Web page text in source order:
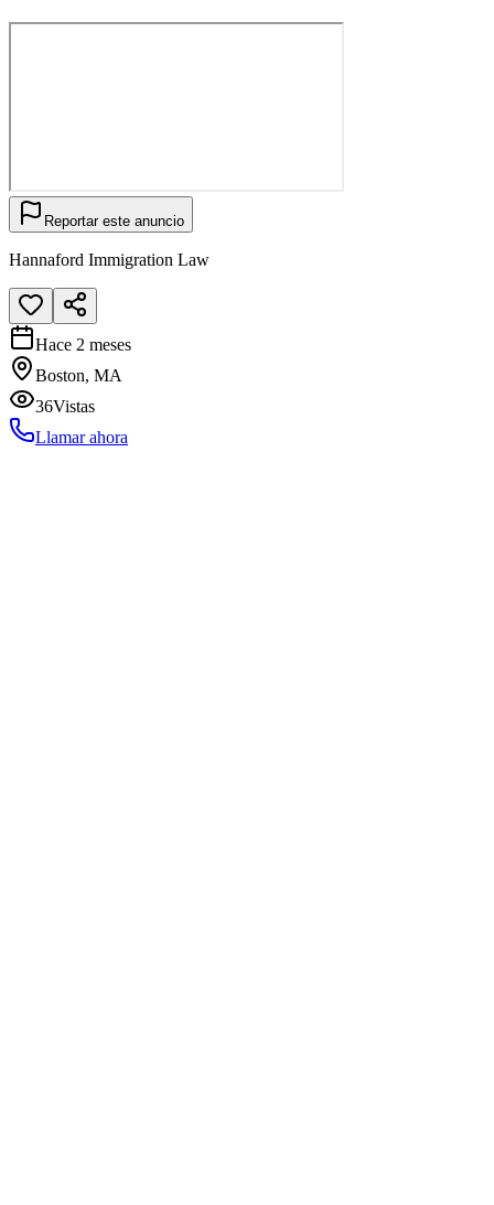
Reportar este anuncio
Hannaford Immigration Law
Hace 2 meses
Boston, MA
36Vistas
Llamar ahora